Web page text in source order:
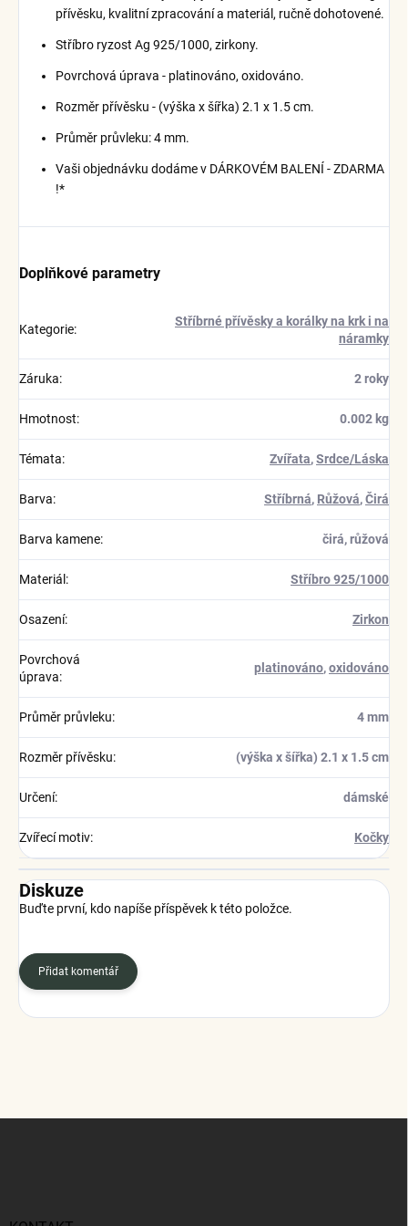
přívěsku, kvalitní zpracování a materiál, ručně dohotovené.
Stříbro ryzost Ag 925/1000, zirkony.
Povrchová úprava - platinováno, oxidováno.
Rozměr přívěsku - (výška x šířka) 2.1 x 1.5 cm.
Průměr průvleku: 4 mm.
Vaši objednávku dodáme v DÁRKOVÉM BALENÍ - ZDARMA
!*
Doplňkové parametry
Kategorie:
Stříbrné přívěsky a korálky na krk i na
náramky
Záruka: 2 roky
Hmotnost: 0.002 kg
Témata: Zvířata,Srdce/Láska
Barva: Stříbrná, Růžová,Čirá
Barva kamene: čirá, růžová
Materiál : Stříbro 925/1000
Osazení: Zirkon
Povrchová
úprava:
platinováno,oxidováno
Průměr průvleku: 4 mm
Rozměr přívěsku: (výška x šířka) 2.1 x 1.5 cm
Určení: dámské
Zvířecí motiv: Kočky
Diskuze
Buďte první, kdo napíše příspěvek k této položce.
Přidat komentář